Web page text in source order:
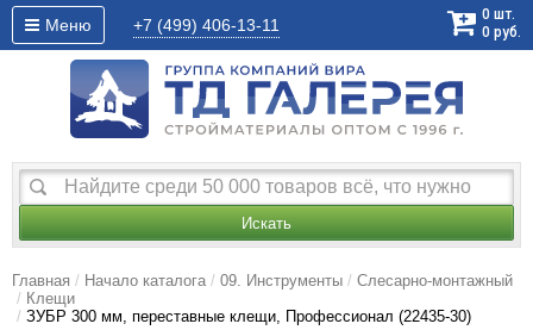
Меню +7 (499) 406-13-11
0 шт.
0 руб.
Искать
Главная Начало каталога 09. Инструменты
Слесарно-монтажный
Клещи
ЗУБР 300 мм, переставные клещи, Профессионал (22435-30)